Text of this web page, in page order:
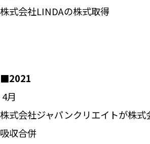
株式会社LINDAの株式取得
■2021
―― 4月
株式会社ジャパンクリエイトが株式
吸収合併